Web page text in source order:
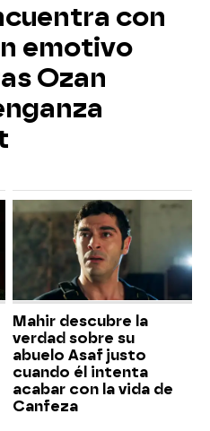
con
emotivo
Ozan
Mahir descubre la
verdad sobre su
abuelo Asaf justo
cuando él intenta
acabar con la vida de
Canfeza